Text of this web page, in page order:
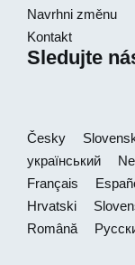
Navrhni změnu
Kontakt
Sledujte
Česky
український
Français
Hrvatski
Română